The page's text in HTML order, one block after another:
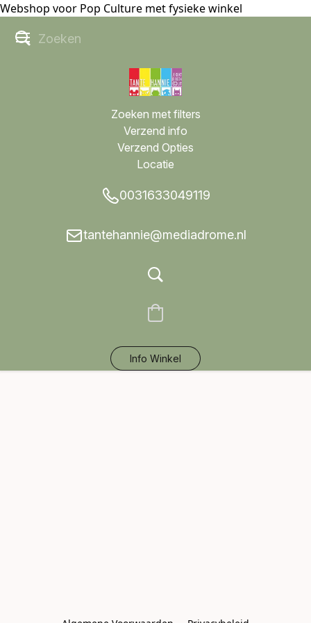
Webshop voor Pop Culture met fysieke winkel
Zoeken met filters
Verzend info
Verzend Opties
Locatie
0031633049119
tantehannie@mediadrome.nl
Info Winkel